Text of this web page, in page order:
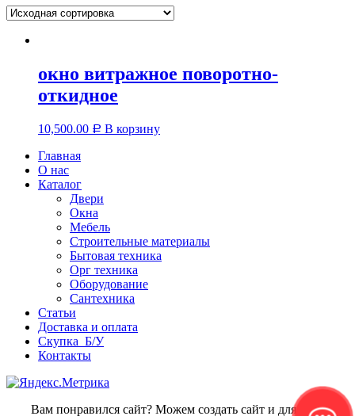
окно витражное поворотно-
откидное
10,500.00 Р В корзину
Главная
О нас
Каталог
Двери
Окна
Мебель
Строительные материалы
Бытовая техника
Орг техника
Оборудование
Сантехника
Статьи
Доставка и оплата
Скупка Б/У
Контакты
Вам понравился сайт? Можем создать сайт и для вас -